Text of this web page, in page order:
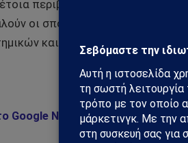
περιβάλλοντα. Θα
οι σπόροι στον Άρη»»
και Πλανητικών Επιστημών
Google News και μάθετε πρώτοι